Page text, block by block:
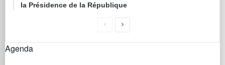
la Présidence de la République
Agenda